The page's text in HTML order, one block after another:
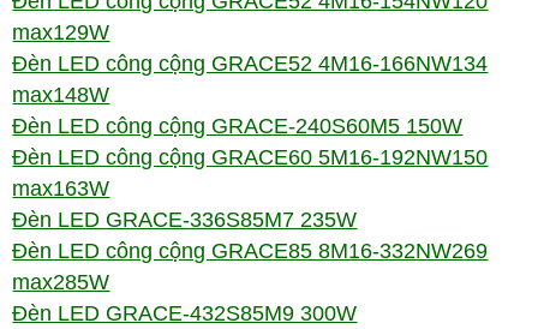
max129W
Đèn LED công cộng GRACE52 4M16-166NW134
max148W
Đèn LED công cộng GRACE-240S60M5 150W
Đèn LED công cộng GRACE60 5M16-192NW150
max163W
Đèn LED GRACE-336S85M7 235W
Đèn LED công cộng GRACE85 8M16-332NW269
max285W
Đèn LED GRACE-432S85M9 300W